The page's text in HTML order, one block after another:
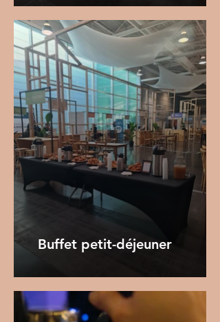
Buffet petit-déjeuner